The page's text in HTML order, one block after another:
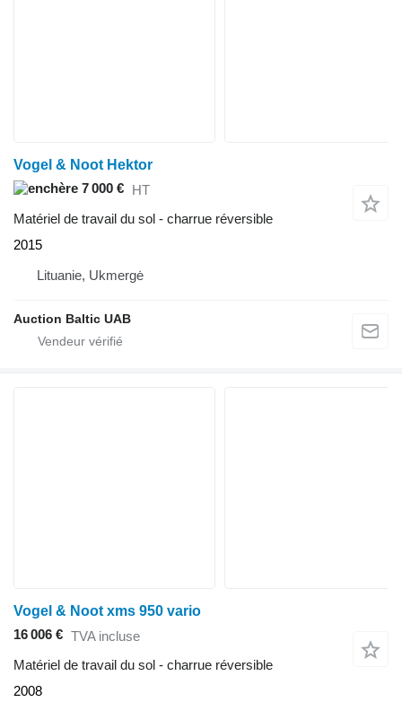
Vogel & Noot Hektor
7 000 € HT
Matériel de travail du sol - charrue réversible
2015
Lituanie, Ukmergė
Auction Baltic UAB
Vogel & Noot xms 950 vario
16 006 € TVA incluse
Matériel de travail du sol - charrue réversible
2008